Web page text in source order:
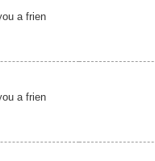
a frien
a frien